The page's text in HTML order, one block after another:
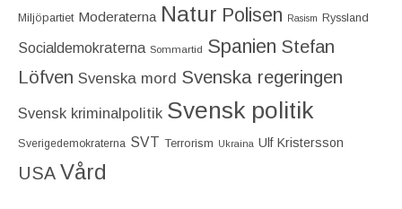
Miljöpartiet Moderaterna Natur Polisen Rasism Ryssland
Socialdemokraterna Sommartid Spanien Stefan
Löfven Svenska mord Svenska regeringen
Svensk kriminalpolitik Svensk politik
Sverigedemokraterna SVT Terrorism Ukraina Ulf Kristersson
USA Vård